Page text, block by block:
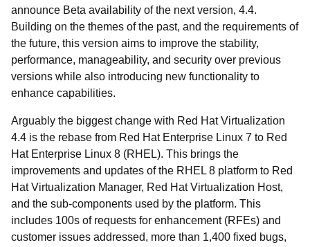
announce Beta availability of the next version, 4.4.
Building on the themes of the past, and the requirements of
the future, this version aims to improve the stability,
performance, manageability, and security over previous
versions while also introducing new functionality to
enhance capabilities.
Arguably the biggest change with Red Hat Virtualization
4.4 is the rebase from Red Hat Enterprise Linux 7 to Red
Hat Enterprise Linux 8 (RHEL). This brings the
improvements and updates of the RHEL 8 platform to Red
Hat Virtualization Manager, Red Hat Virtualization Host,
and the sub-components used by the platform. This
includes 100s of requests for enhancement (RFEs) and
customer issues addressed, more than 1,400 fixed bugs,